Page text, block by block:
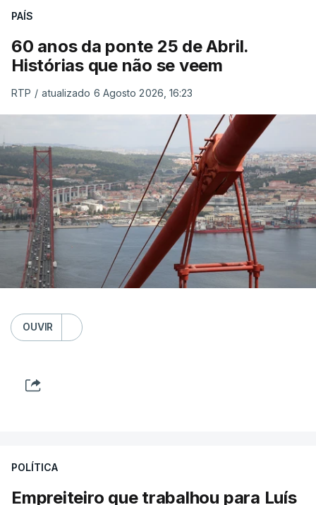
PAÍS
60 anos da ponte 25 de Abril.
Histórias que não se veem
RTP / atualizado 6 Agosto 2026, 16:23
OUVIR
POLÍTICA
Empreiteiro que trabalhou para Luís